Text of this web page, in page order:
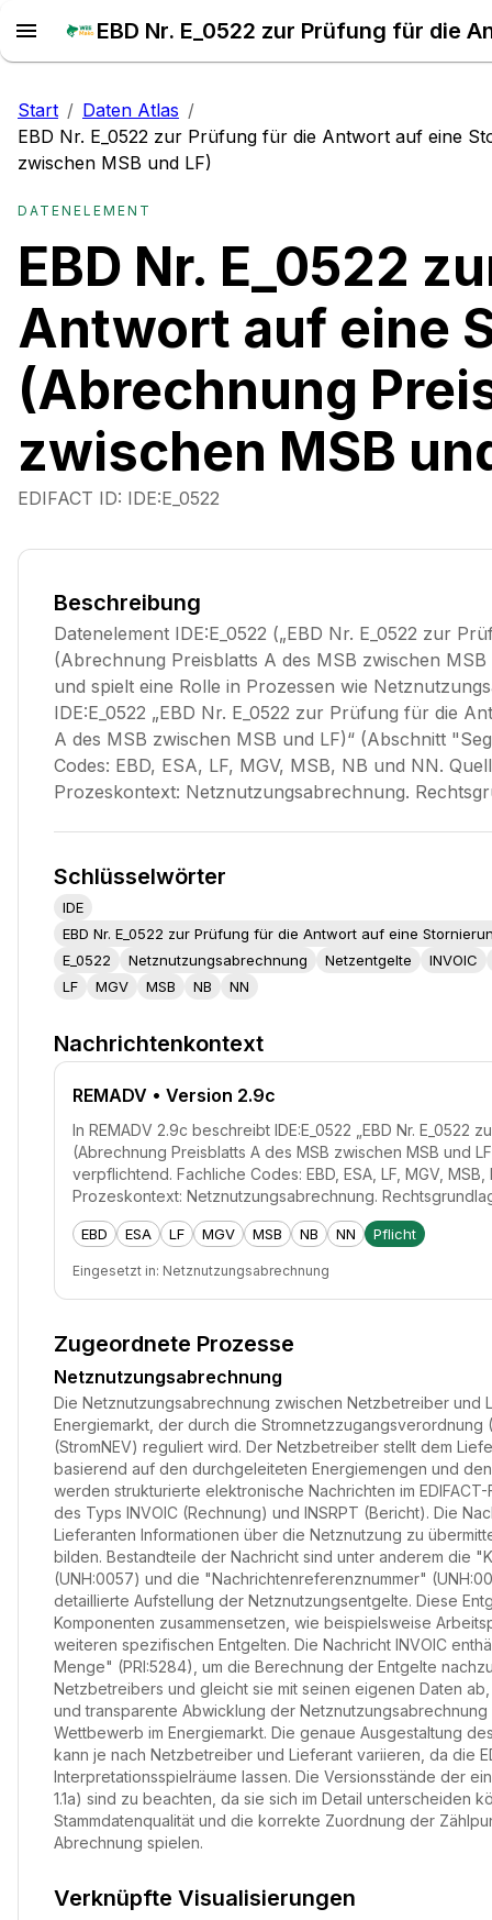
Start / Daten Atlas /
EBD Nr. E_0522 zur Prüfung für die Antwort auf eine
zwischen MSB und LF)
DATENELEMENT
EBD Nr. E_0522
Antwort auf eine
(Abrechnung
zwischen MSB
EDIFACT ID: IDE:E_0522
Beschreibung
Datenelement IDE:E_0522 („EBD Nr. E_0522 zur
(Abrechnung Preisblatts A des MSB zwischen
und spielt eine Rolle in Prozessen wie
IDE:E_0522 „EBD Nr. E_0522 zur Prüfung für die
A des MSB zwischen MSB und LF)“ (Abschnitt
Codes: EBD, ESA, LF, MGV, MSB, NB und NN.
Prozeskontext: Netznutzungsabrechnung.
Schlüsselwörter
IDE
EBD Nr. E_0522 zur Prüfung für die Antwort auf eine
E_0522
Netznutzungsabrechnung Netzentgelte
INVOIC
LF
MGV MSB NB NN
Nachrichtenkontext
REMADV • Version 2.9c
In REMADV 2.9c beschreibt IDE:E_0522 „EBD Nr.
(Abrechnung Preisblatts A des MSB zwischen MSB und
verpflichtend. Fachliche Codes: EBD, ESA, LF, MGV,
Prozeskontext: Netznutzungsabrechnung.
EBD ESA LF MGV MSB NB NN Pflicht
Eingesetzt in: Netznutzungsabrechnung
Zugeordnete Prozesse
Netznutzungsabrechnung
Die Netznutzungsabrechnung zwischen Netzbetreiber und
Energiemarkt, der durch die
(StromNEV) reguliert wird. Der Netzbetreiber stellt dem
basierend auf den durchgeleiteten Energiemengen und
werden strukturierte elektronische Nachrichten im
des Typs INVOIC (Rechnung) und INSRPT (Bericht). Die
Lieferanten Informationen über die Netznutzung zu
bilden. Bestandteile der Nachricht sind unter anderem die
(UNH:0057) und die "Nachrichtenreferenznummer"
detaillierte Aufstellung der Netznutzungsentgelte. Diese
Komponenten zusammensetzen, wie beispielsweise
weiteren spezifischen Entgelten. Die Nachricht INVOIC
Menge" (PRI:5284), um die Berechnung der Entgelte
Netzbetreibers und gleicht sie mit seinen eigenen Daten
und transparente Abwicklung der
Wettbewerb im Energiemarkt. Die genaue Ausgestaltung
kann je nach Netzbetreiber und Lieferant variieren, da die
Interpretationsspielräume lassen. Die Versionsstände der
1.1a) sind zu beachten, da sie sich im Detail unterscheiden
Stammdatenqualität und die korrekte Zuordnung der
Abrechnung spielen.
Verknüpfte Visualisierungen